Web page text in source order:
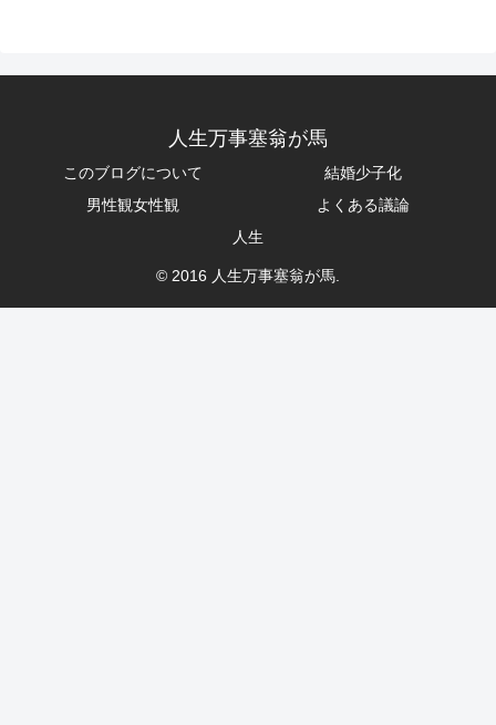
人生万事塞翁が馬
このブログについて
結婚少子化
男性観女性観
よくある議論
人生
© 2016 人生万事塞翁が馬.